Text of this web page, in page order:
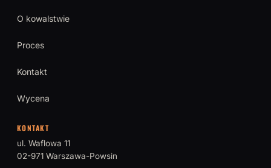
O kowalstwie
Proces
Kontakt
Wycena
KONTAKT
ul. Waflowa 11
02-971 Warszawa-Powsin